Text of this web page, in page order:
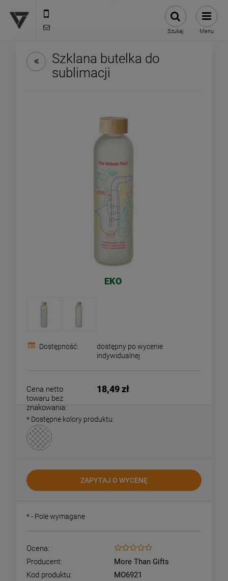
Szukaj Menu
Szklana butelka do
sublimacji
EKO
Dostępność:
dostępny po wycenie
indywidualnej
Cena netto
towaru bez
znakowania:
18,49 zł
* Dostępne kolory produktu:
ZAPYTAJ O WYCENĘ
*- Pole wymagane
Ocena:
Producent:
More Than Gifts
Kod produktu:
MO6921